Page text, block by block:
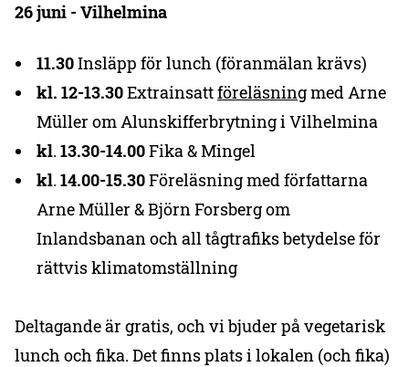
26 juni - Vilhelmina
11.30Insläpp för lunch (föranmälan krävs)
kl. 12-13.30Extrainsattföreläsningmed Arne
Müller om Alunskifferbrytning i Vilhelmina
kl. 13.30-14.00Fika & Mingel
kl. 14.00-15.30Föreläsning med författarna
Arne Müller & Björn Forsberg om
Inlandsbanan och all tågtrafiks betydelse för
rättvis klimatomställning
Deltagande är gratis, och vi bjuder på vegetarisk
lunch och fika. Det finns plats i lokalen (och fika)